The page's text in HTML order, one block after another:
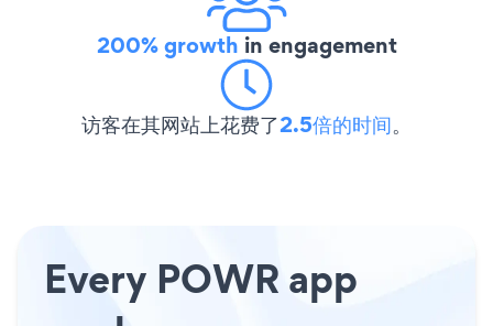
200% growth in engagement
访客在其网站上花费了2.5倍的时间。
Every POWR app